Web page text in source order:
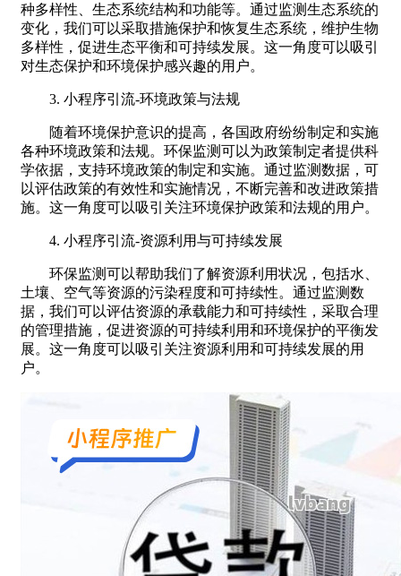
种多样性、生态系统结构和功能等。通过监测生态系统的
变化，我们可以采取措施保护和恢复生态系统，维护生物
多样性，促进生态平衡和可持续发展。这一角度可以吸引
对生态保护和环境保护感兴趣的用户。
3. 小程序引流-环境政策与法规
随着环境保护意识的提高，各国政府纷纷制定和实施
各种环境政策和法规。环保监测可以为政策制定者提供科
学依据，支持环境政策的制定和实施。通过监测数据，可
以评估政策的有效性和实施情况，不断完善和改进政策措
施。这一角度可以吸引关注环境保护政策和法规的用户。
4. 小程序引流-资源利用与可持续发展
环保监测可以帮助我们了解资源利用状况，包括水、
土壤、空气等资源的污染程度和可持续性。通过监测数
据，我们可以评估资源的承载能力和可持续性，采取合理
的管理措施，促进资源的可持续利用和环境保护的平衡发
展。这一角度可以吸引关注资源利用和可持续发展的用
户。